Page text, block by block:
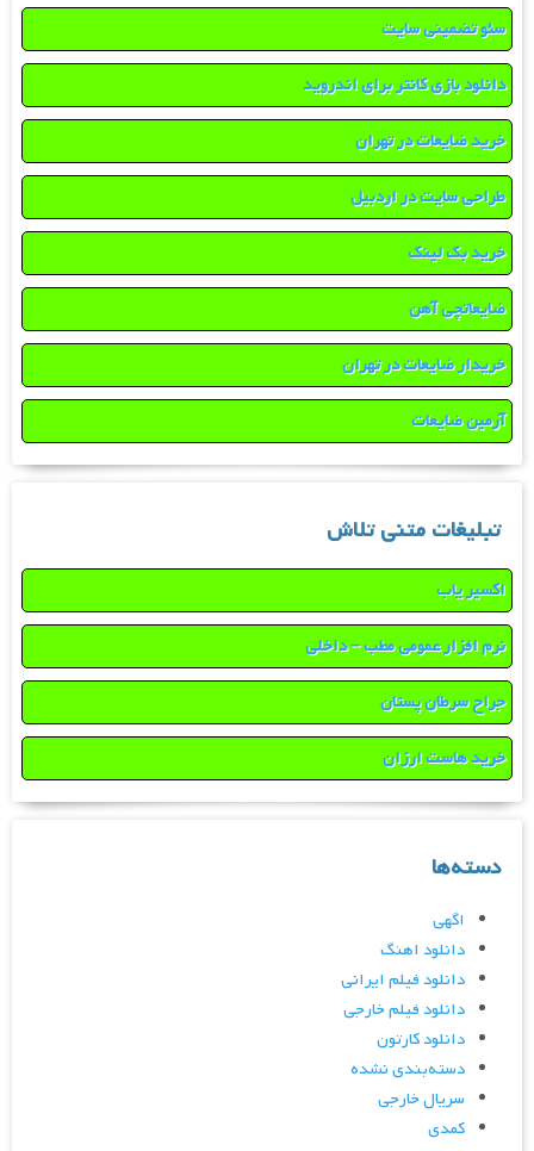
سئو تضمینی سایت
دانلود بازی کانتر برای اندروید
خرید ضایعات در تهران
طراحی سایت در اردبیل
خرید بک لینک
ضایعاتچی آهن
خریدار ضایعات در تهران
آرمین ضایعات
تبلیغات متنی تلاش
اکسیر یاب
نرم افزار عمومی مطب – داخلی
جراح سرطان پستان
خرید هاست ارزان
دسته‌ها
اگهی
دانلود اهنگ
دانلود فیلم ایرانی
دانلود فیلم خارجی
دانلود کارتون
دسته‌بندی نشده
سریال خارجی
کمدی